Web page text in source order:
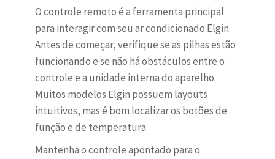
O controle remoto é a ferramenta principal
para interagir com seu ar condicionado Elgin.
Antes de começar, verifique se as pilhas estão
funcionando e se não há obstáculos entre o
controle e a unidade interna do aparelho.
Muitos modelos Elgin possuem layouts
intuitivos, mas é bom localizar os botões de
função e de temperatura.
Mantenha o controle apontado para o